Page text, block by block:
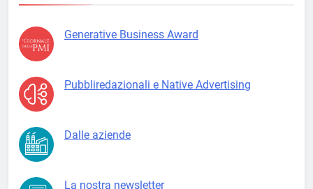
Generative Business Award
Pubbliredazionali e Native Advertising
Dalle aziende
La nostra newsletter